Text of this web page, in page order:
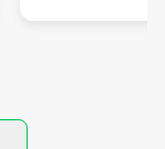
цільове